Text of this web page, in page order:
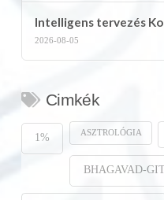
Intelligens tervezés
2026-08-05
Cimkék
1% ASZTROLÓGIA
BHAGAVAD-